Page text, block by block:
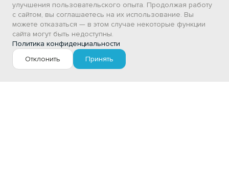
ПРОДОВОЛЬСТВЕННЫЕ ТОВАРЫ
НЕПРОДОВОЛЬСТВЕННЫЕ ТОВАРЫ
Сертификаты
ВСТ
улучшения пользовательского опыта. Продолжая работу
с сайтом, вы соглашаетесь на их использование. Вы
можете отказаться — в этом случае некоторые функции
сайта могут быть недоступны.
Политика конфиденциальности
Отклонить
Принять